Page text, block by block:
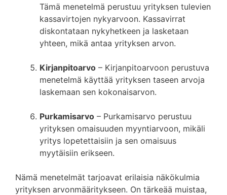
Tämä menetelmä perustuu yrityksen tulevien
kassavirtojen nykyarvoon. Kassavirrat
diskontataan nykyhetkeen ja lasketaan
yhteen, mikä antaa yrityksen arvon.
Kirjanpitoarvo – Kirjanpitoarvoon perustuva
menetelmä käyttää yrityksen taseen arvoja
laskemaan sen kokonaisarvon.
Purkamisarvo – Purkamisarvo perustuu
yrityksen omaisuuden myyntiarvoon, mikäli
yritys lopetettaisiin ja sen omaisuus
myytäisiin erikseen.
Nämä menetelmät tarjoavat erilaisia näkökulmia
yrityksen arvonmääritykseen. On tärkeää muistaa,